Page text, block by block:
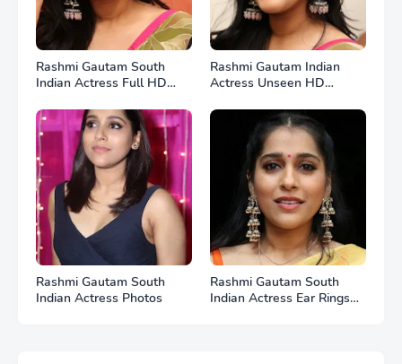
Rashmi Gautam South
Indian Actress Full HD
Rashmi Gautam Indian
Actress Unseen HD
Rashmi Gautam South
Indian Actress Photos
Rashmi Gautam South
Indian Actress Ear Rings